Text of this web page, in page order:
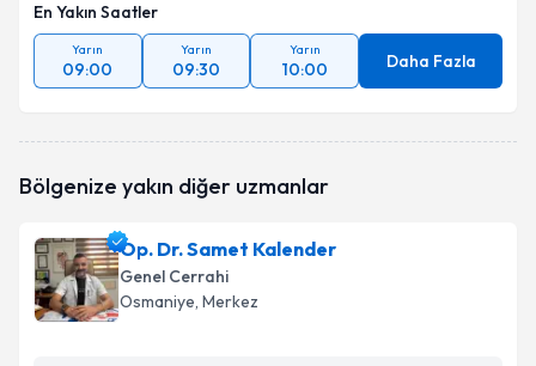
En Yakın Saatler
Yarın
09:00
Yarın
09:30
Yarın
10:00 Daha Fazla
Bölgenize yakın diğer uzmanlar
Op. Dr. Samet Kalender
Genel Cerrahi
Osmaniye, Merkez